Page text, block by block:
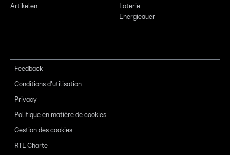
Artikelen
Loterie
Energieauer
Feedback
Conditions d'utilisation
Privacy
Politique en matière de cookies
Gestion des cookies
RTL Charte